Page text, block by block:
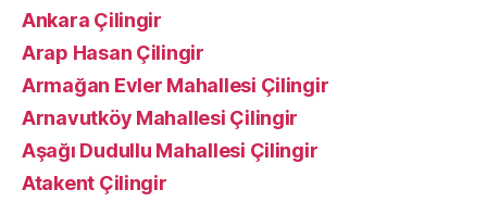
Ankara Çilingir
Arap Hasan Çilingir
Armağan Evler Mahallesi Çilingir
Arnavutköy Mahallesi Çilingir
Aşağı Dudullu Mahallesi Çilingir
Atakent Çilingir